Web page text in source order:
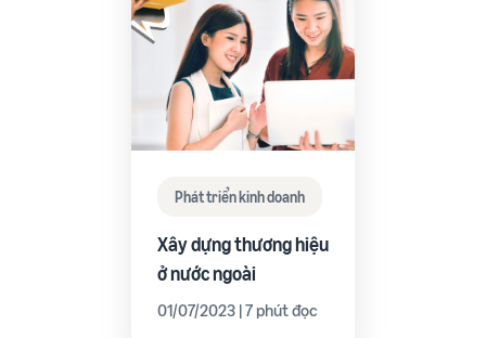
Phát triển kinh doanh
Xây dựng thương hiệu
ở nước ngoài
01/07/2023 | 7 phút đọc